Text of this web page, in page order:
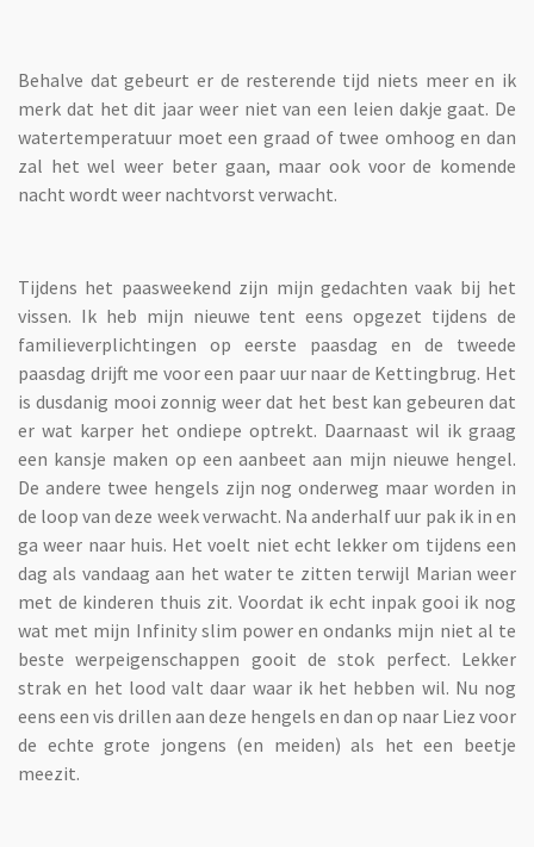
Behalve dat gebeurt er de resterende tijd niets meer en ik
merk dat het dit jaar weer niet van een leien dakje gaat. De
watertemperatuur moet een graad of twee omhoog en dan
zal het wel weer beter gaan, maar ook voor de komende
nacht wordt weer nachtvorst verwacht.
Tijdens het paasweekend zijn mijn gedachten vaak bij het
vissen. Ik heb mijn nieuwe tent eens opgezet tijdens de
familieverplichtingen op eerste paasdag en de tweede
paasdag drijft me voor een paar uur naar de Kettingbrug. Het
is dusdanig mooi zonnig weer dat het best kan gebeuren dat
er wat karper het ondiepe optrekt. Daarnaast wil ik graag
een kansje maken op een aanbeet aan mijn nieuwe hengel.
De andere twee hengels zijn nog onderweg maar worden in
de loop van deze week verwacht. Na anderhalf uur pak ik in en
ga weer naar huis. Het voelt niet echt lekker om tijdens een
dag als vandaag aan het water te zitten terwijl Marian weer
met de kinderen thuis zit. Voordat ik echt inpak gooi ik nog
wat met mijn Infinity slim power en ondanks mijn niet al te
beste werpeigenschappen gooit de stok perfect. Lekker
strak en het lood valt daar waar ik het hebben wil. Nu nog
eens een vis drillen aan deze hengels en dan op naar Liez voor
de echte grote jongens (en meiden) als het een beetje
meezit.